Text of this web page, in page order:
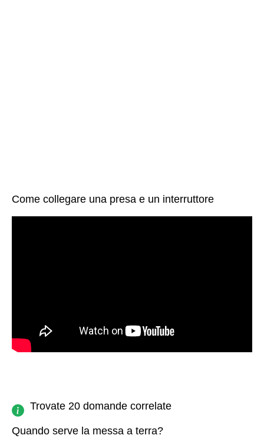
Come collegare una presa e un interruttore
Trovate 20 domande correlate
Quando serve la messa a terra?